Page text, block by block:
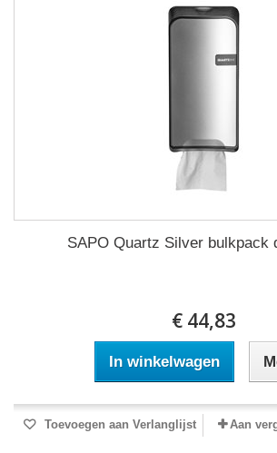
SAPO Quartz Silver bulkpack
€ 44,83
In winkelwagen
Toevoegen aan Verlanglijst Aan